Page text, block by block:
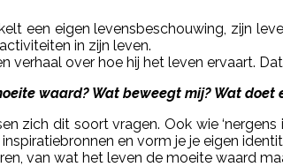
een eigen levensbeschouwing, zijn
in zijn leven.
verhaal over hoe hij het leven ervaart.
waard? Wat beweegt mij? Wat doet
zich dit soort vragen. Ook wie
en vorm je je eigen
van wat het leven de moeite waard